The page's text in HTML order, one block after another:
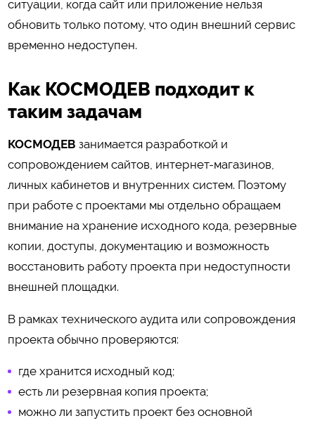
ситуации, когда сайт или приложение нельзя
обновить только потому, что один внешний сервис
временно недоступен.
Как КОСМОДЕВ подходит к
таким задачам
КОСМОДЕВ занимается разработкой и
сопровождением сайтов, интернет-магазинов,
личных кабинетов и внутренних систем. Поэтому
при работе с проектами мы отдельно обращаем
внимание на хранение исходного кода, резервные
копии, доступы, документацию и возможность
восстановить работу проекта при недоступности
внешней площадки.
В рамках технического аудита или сопровождения
проекта обычно проверяются:
где хранится исходный код;
есть ли резервная копия проекта;
можно ли запустить проект без основной